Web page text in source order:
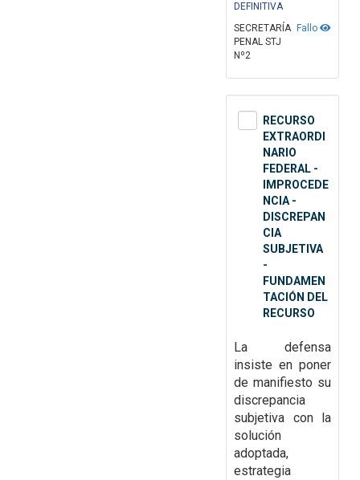
DEFINITIVA
Fallo
SECRETARÍA
PENAL STJ
Nº2
RECURSO
EXTRAORDI
NARIO
FEDERAL -
IMPROCEDE
NCIA -
DISCREPAN
CIA
SUBJETIVA
-
FUNDAMEN
TACIÓN DEL
RECURSO
La defensa
insiste en poner
de manifiesto su
discrepancia
subjetiva con la
solución
adoptada,
estrategia